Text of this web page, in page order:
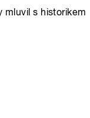
mluvil s historikem